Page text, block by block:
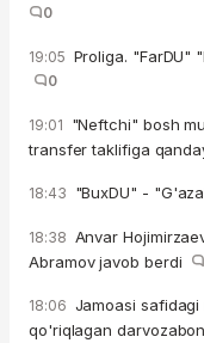
0
19:05 Proliga. "FarDU"
0
19:01 "Neftchi" bosh
transfer taklifiga
18:43 "BuxDU" -
18:38 Anvar
Abramov javob berdi
18:06 Jamoasi
qo'riqlagan